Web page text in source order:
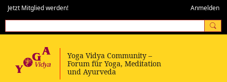
Jetzt Mitglied werden! Anmelden